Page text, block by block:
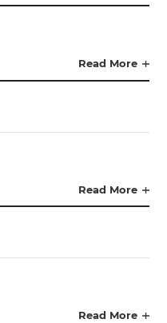
Read More
Read More
Read More